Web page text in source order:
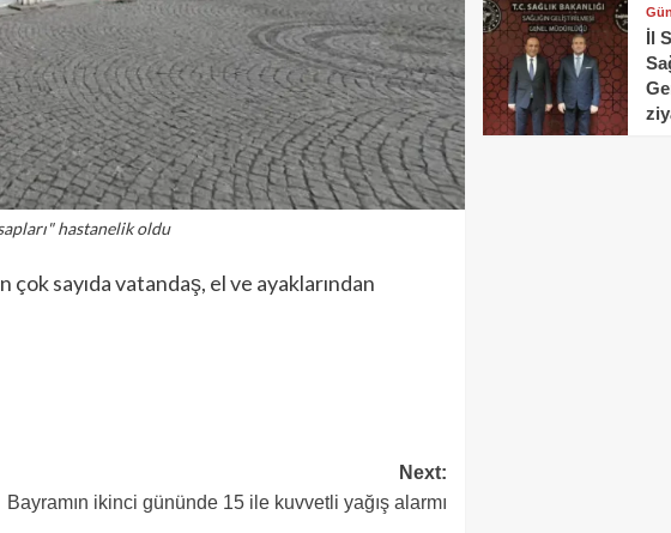
hastanelik oldu
çok sayıda vatandaş, el ve ayaklarından
Next:
Bayramın ikinci gününde 15 ile kuvvetli yağış alarmı
İl